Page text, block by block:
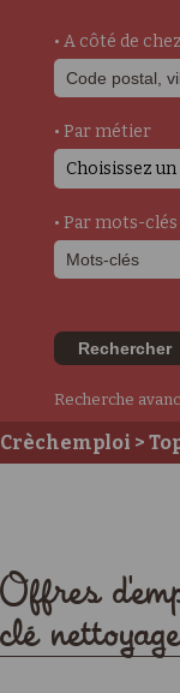
• A côté de
• Par métier
Choisissez
• Par mots-clés
Rechercher
Recherche
Crèchemploi >
Offres
clé nettoyage